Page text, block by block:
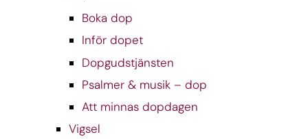
Boka dop
Inför dopet
Dopgudstjänsten
Psalmer & musik – dop
Att minnas dopdagen
Vigsel